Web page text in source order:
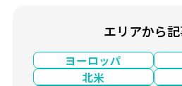
エリアから
ヨーロッパ
北米